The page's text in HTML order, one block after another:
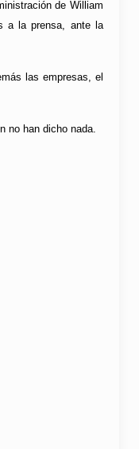
de William
a la prensa, ante la
las empresas, el
no han dicho nada.